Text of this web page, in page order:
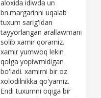
aloxida idiwda un
bn.margarinni uqalab
tuxum sarig'idan
tayyorlangan arallawmani
solib xamir qoramiz.
xamir yumwoq lekin
qolga yopiwmidigan
bo'ladi. xamirni bir oz
xolodilnikka qo'yamiz.
Endi tuxumni oqiga bir